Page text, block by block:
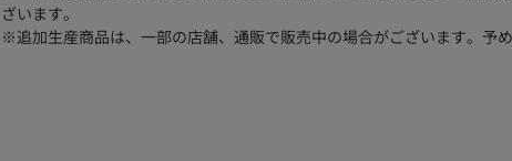
ざいます。
※追加生産商品は、一部の店舗、通販で販売中の場合がございます。予め